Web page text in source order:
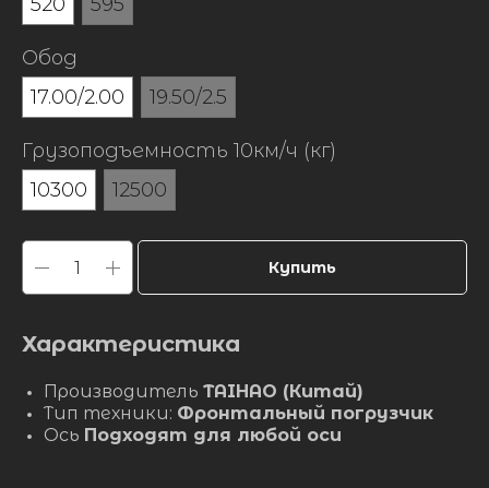
Обод
17.00/2.00
19.50/2.5
Грузоподъемность 10км/ч (кг)
10300
12500
Купить
Характеристика
Производитель TAIHAO (Китай)
Тип техники: Фронтальный погрузчик
Ось Подходят для любой оси